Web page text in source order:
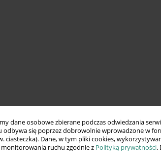
dane osobowe zbierane podczas odwiedzania
odbywa się poprzez dobrowolnie wprowadzone w
ciasteczka). Dane, w tym pliki cookies,
monitorowania ruchu zgodnie z Polityką prywatności.